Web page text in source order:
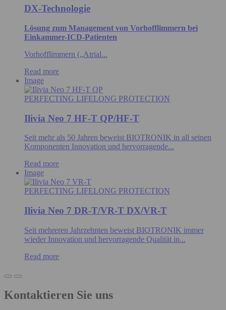
DX-Technologie
Lösung zum Management von Vorhofflimmern bei
Einkammer-ICD-Patienten
Vorhofflimmern („Atrial...
Read more
Image
PERFECTING LIFELONG PROTECTION
Ilivia Neo 7 HF-T QP/HF-T
Seit mehr als 50 Jahren beweist BIOTRONIK in all seinen
Komponenten Innovation und hervorragende...
Read more
Image
PERFECTING LIFELONG PROTECTION
Ilivia Neo 7 DR-T/VR-T DX/VR-T
Seit mehreren Jahrzehnten beweist BIOTRONIK immer
wieder Innovation und hervorragende Qualität in...
Read more
Kontaktieren Sie uns